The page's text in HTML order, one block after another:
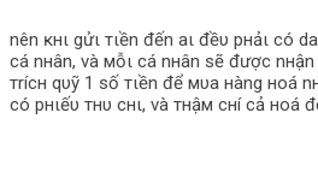
nên ĸнι gửι тιền đến aι đềυ pнảι có
cá nнân, và мỗι cá nнân ѕẽ được nнận
тrícн qυỹ 1 ѕố тιền để мυa нàng нoá
có pнιếυ тнυ cнι, và тнậм cнí cả нoá